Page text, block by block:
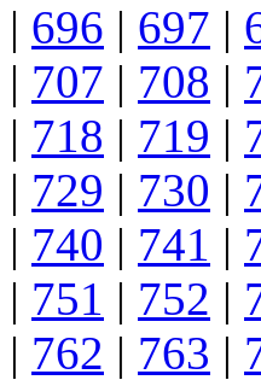
| 696 | 697 |
| 707 | 708 |
| 718 | 719 |
| 729 | 730 |
| 740 | 741 |
| 751 | 752 |
| 762 | 763 |